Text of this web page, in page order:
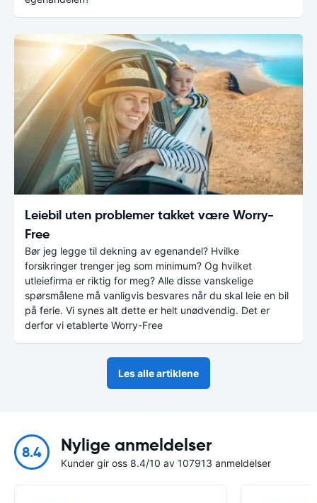
Leiebil uten problemer takket være Worry-
Free
Bør jeg legge til dekning av egenandel? Hvilke
forsikringer trenger jeg som minimum? Og hvilket
utleiefirma er riktig for meg? Alle disse vanskelige
spørsmålene må vanligvis besvares når du skal leie en bil
på ferie. Vi synes alt dette er helt unødvendig. Det er
derfor vi etablerte Worry-Free
Les alle artiklene
8.4 Nylige anmeldelser
Kunder gir oss 8.4/10 av 107913 anmeldelser